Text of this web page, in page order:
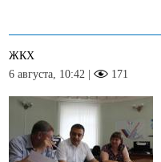
ЖКХ
6 августа, 10:42 |
171